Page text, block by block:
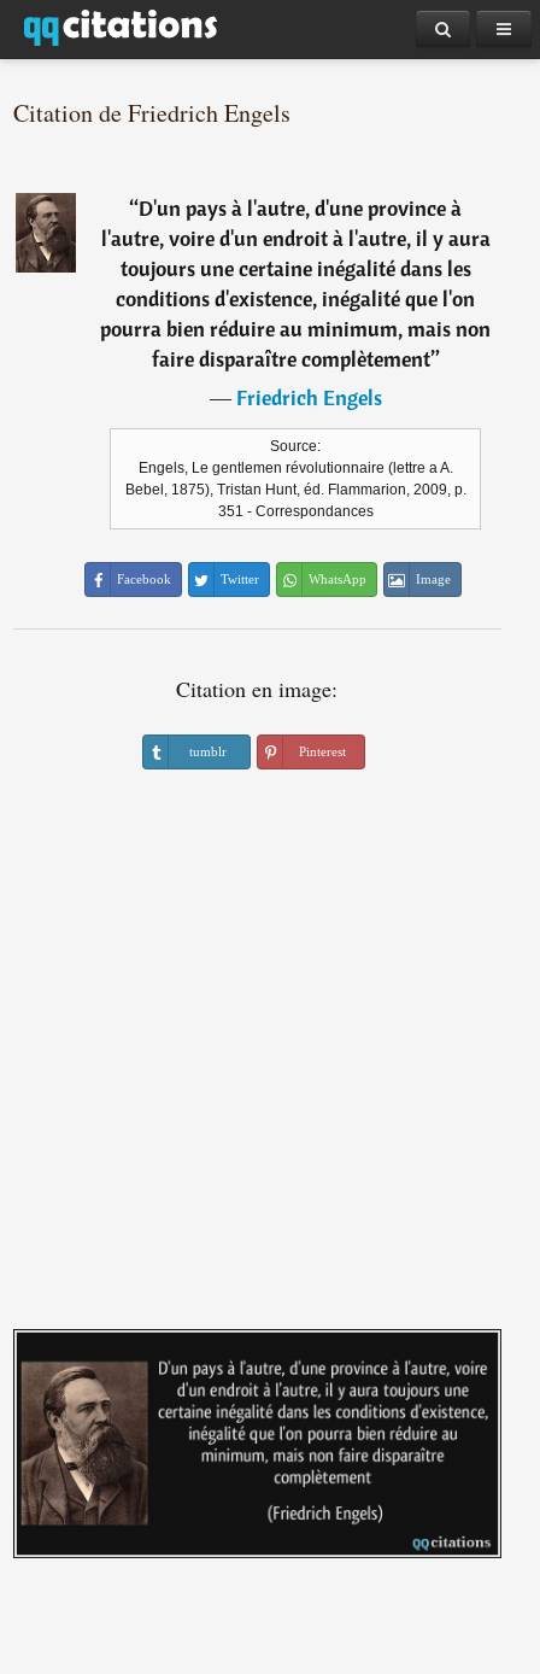
Citation de Friedrich Engels
“D'un pays à l'autre, d'une province à
l'autre, voire d'un endroit à l'autre, il y aura
toujours une certaine inégalité dans les
conditions d'existence, inégalité que l'on
pourra bien réduire au minimum, mais non
faire disparaître complètement”
―Friedrich Engels
Source:
Engels, Le gentlemen révolutionnaire (lettre a A.
Bebel, 1875), Tristan Hunt, éd. Flammarion, 2009, p.
351 - Correspondances
Facebook Twitter WhatsApp Image
Citation en image:
tumblr Pinterest